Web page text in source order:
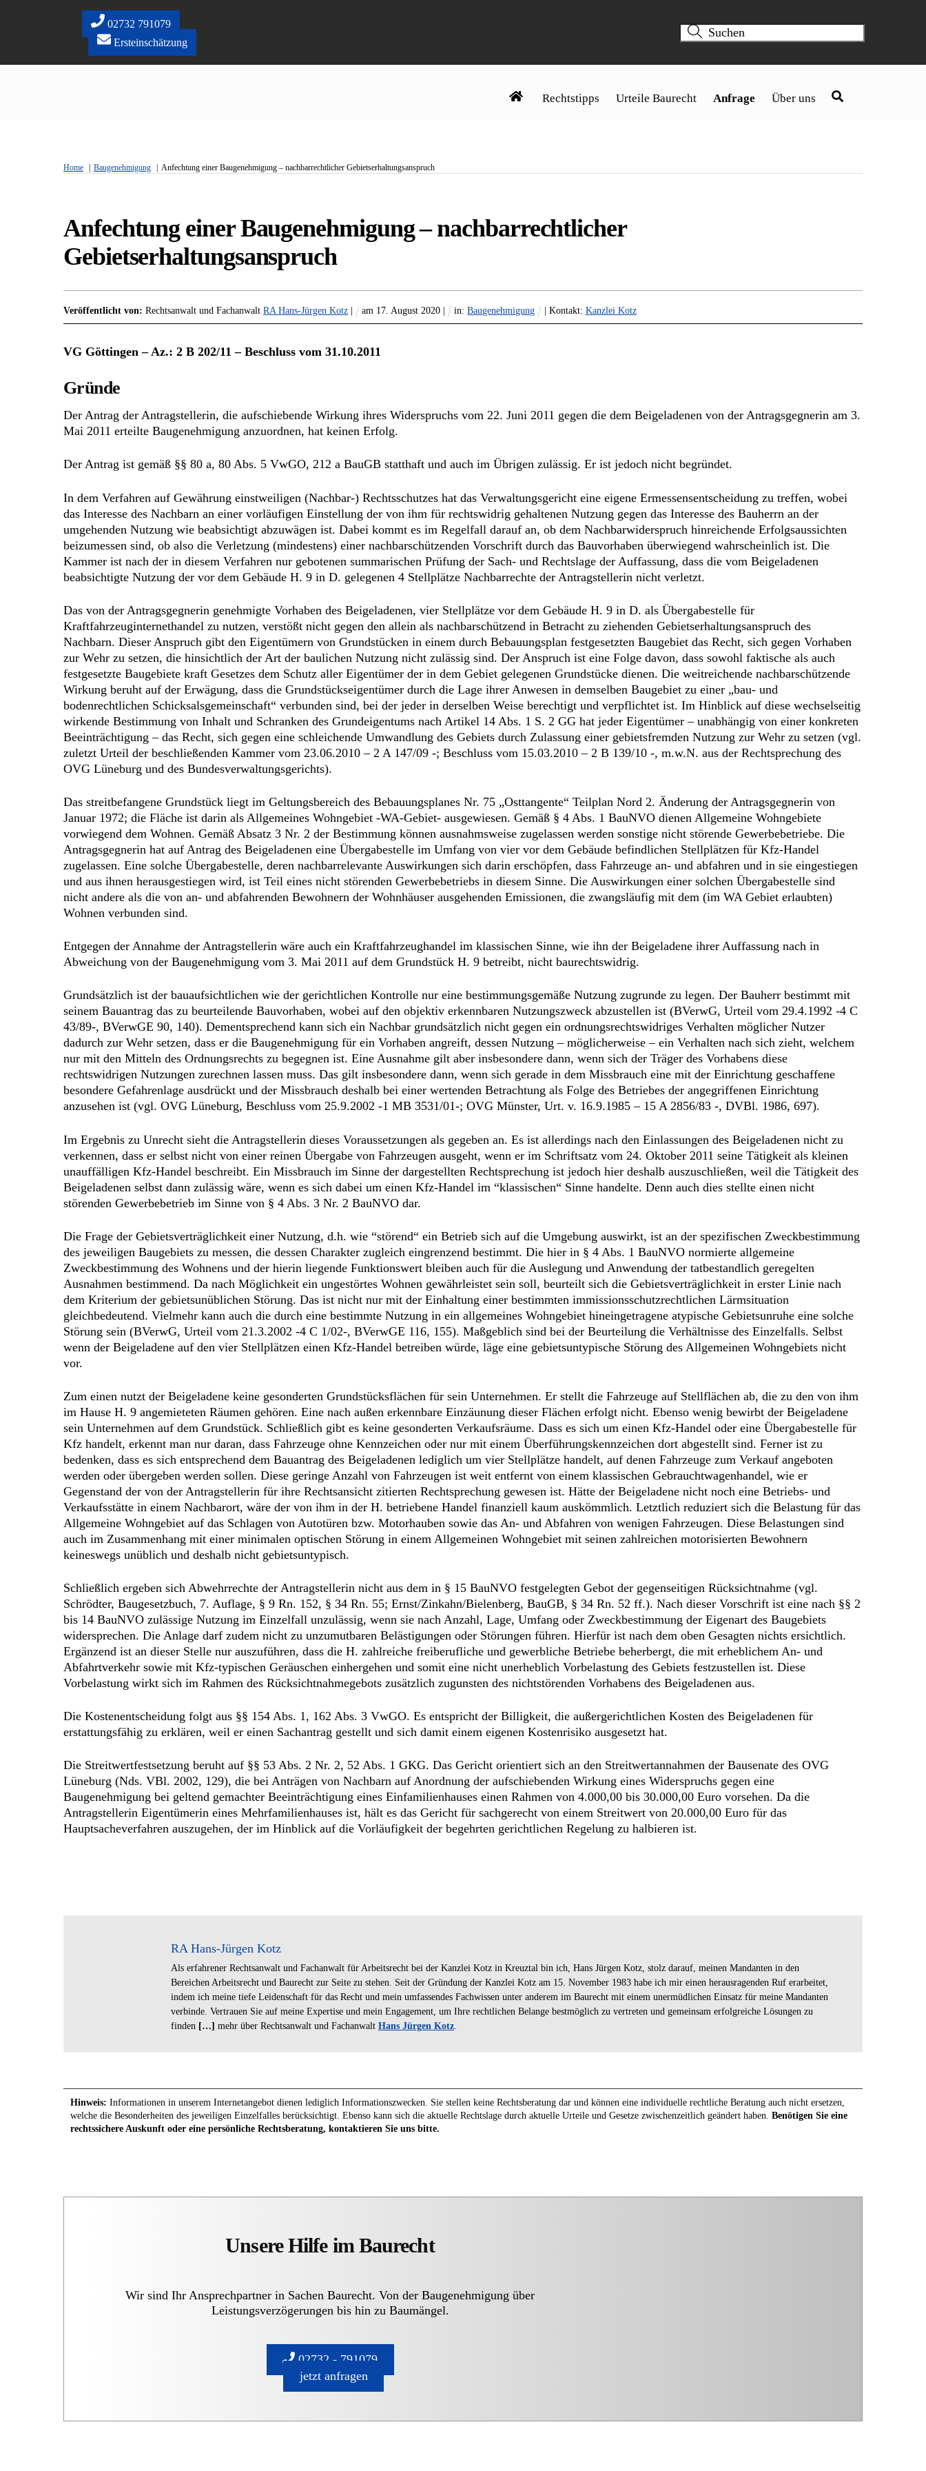
02732 791079
Ersteinschätzung
Rechtstipps Urteile Baurecht Anfrage Über uns
Home Baugenehmigung Anfechtung einer Baugenehmigung – nachbarrechtlicher Gebietserhaltungsanspruch
Anfechtung einer Baugenehmigung – nachbarrechtlicher
Gebietserhaltungsanspruch
Veröffentlicht von: Rechtsanwalt und Fachanwalt RA Hans-Jürgen Kotz am 17.August 2020 in:Baugenehmigung | Kontakt: Kanzlei Kotz
VG Göttingen – Az.: 2 B 202/11 – Beschluss vom 31.10.2011
Gründe
Der Antrag der Antragstellerin, die aufschiebende Wirkung ihres Widerspruchs vom 22. Juni 2011 gegen die dem Beigeladenen von der Antragsgegnerin am 3.
Mai 2011 erteilte Baugenehmigung anzuordnen, hat keinen Erfolg.
Der Antrag ist gemäß §§ 80 a, 80 Abs. 5 VwGO, 212 a BauGB statthaft und auch im Übrigen zulässig. Er ist jedoch nicht begründet.
In dem Verfahren auf Gewährung einstweiligen (Nachbar-) Rechtsschutzes hat das Verwaltungsgericht eine eigene Ermessensentscheidung zu treffen, wobei
das Interesse des Nachbarn an einer vorläufigen Einstellung der von ihm für rechtswidrig gehaltenen Nutzung gegen das Interesse des Bauherrn an der
umgehenden Nutzung wie beabsichtigt abzuwägen ist. Dabei kommt es im Regelfall darauf an, ob dem Nachbarwiderspruch hinreichende Erfolgsaussichten
beizumessen sind, ob also die Verletzung (mindestens) einer nachbarschützenden Vorschrift durch das Bauvorhaben überwiegend wahrscheinlich ist. Die
Kammer ist nach der in diesem Verfahren nur gebotenen summarischen Prüfung der Sach- und Rechtslage der Auffassung, dass die vom Beigeladenen
beabsichtigte Nutzung der vor dem Gebäude H. 9 in D. gelegenen 4 Stellplätze Nachbarrechte der Antragstellerin nicht verletzt.
Das von der Antragsgegnerin genehmigte Vorhaben des Beigeladenen, vier Stellplätze vor dem Gebäude H. 9 in D. als Übergabestelle für
Kraftfahrzeuginternethandel zu nutzen, verstößt nicht gegen den allein als nachbarschützend in Betracht zu ziehenden Gebietserhaltungsanspruch des
Nachbarn. Dieser Anspruch gibt den Eigentümern von Grundstücken in einem durch Bebauungsplan festgesetzten Baugebiet das Recht, sich gegen Vorhaben
zur Wehr zu setzen, die hinsichtlich der Art der baulichen Nutzung nicht zulässig sind. Der Anspruch ist eine Folge davon, dass sowohl faktische als auch
festgesetzte Baugebiete kraft Gesetzes dem Schutz aller Eigentümer der in dem Gebiet gelegenen Grundstücke dienen. Die weitreichende nachbarschützende
Wirkung beruht auf der Erwägung, dass die Grundstückseigentümer durch die Lage ihrer Anwesen in demselben Baugebiet zu einer „bau- und
bodenrechtlichen Schicksalsgemeinschaft“ verbunden sind, bei der jeder in derselben Weise berechtigt und verpflichtet ist. Im Hinblick auf diese wechselseitig
wirkende Bestimmung von Inhalt und Schranken des Grundeigentums nach Artikel 14 Abs. 1 S. 2 GG hat jeder Eigentümer – unabhängig von einer konkreten
Beeinträchtigung – das Recht, sich gegen eine schleichende Umwandlung des Gebiets durch Zulassung einer gebietsfremden Nutzung zur Wehr zu setzen (vgl.
zuletzt Urteil der beschließenden Kammer vom 23.06.2010 – 2 A 147/09 -; Beschluss vom 15.03.2010 – 2 B 139/10 -, m.w.N. aus der Rechtsprechung des
OVG Lüneburg und des Bundesverwaltungsgerichts).
Das streitbefangene Grundstück liegt im Geltungsbereich des Bebauungsplanes Nr. 75 „Osttangente“ Teilplan Nord 2. Änderung der Antragsgegnerin von
Januar 1972; die Fläche ist darin als Allgemeines Wohngebiet -WA-Gebiet- ausgewiesen. Gemäß § 4 Abs. 1 BauNVO dienen Allgemeine Wohngebiete
vorwiegend dem Wohnen. Gemäß Absatz 3 Nr. 2 der Bestimmung können ausnahmsweise zugelassen werden sonstige nicht störende Gewerbebetriebe. Die
Antragsgegnerin hat auf Antrag des Beigeladenen eine Übergabestelle im Umfang von vier vor dem Gebäude befindlichen Stellplätzen für Kfz-Handel
zugelassen. Eine solche Übergabestelle, deren nachbarrelevante Auswirkungen sich darin erschöpfen, dass Fahrzeuge an- und abfahren und in sie eingestiegen
und aus ihnen herausgestiegen wird, ist Teil eines nicht störenden Gewerbebetriebs in diesem Sinne. Die Auswirkungen einer solchen Übergabestelle sind
nicht andere als die von an- und abfahrenden Bewohnern der Wohnhäuser ausgehenden Emissionen, die zwangsläufig mit dem (im WA Gebiet erlaubten)
Wohnen verbunden sind.
Entgegen der Annahme der Antragstellerin wäre auch ein Kraftfahrzeughandel im klassischen Sinne, wie ihn der Beigeladene ihrer Auffassung nach in
Abweichung von der Baugenehmigung vom 3. Mai 2011 auf dem Grundstück H. 9 betreibt, nicht baurechtswidrig.
Grundsätzlich ist der bauaufsichtlichen wie der gerichtlichen Kontrolle nur eine bestimmungsgemäße Nutzung zugrunde zu legen. Der Bauherr bestimmt mit
seinem Bauantrag das zu beurteilende Bauvorhaben, wobei auf den objektiv erkennbaren Nutzungszweck abzustellen ist (BVerwG, Urteil vom 29.4.1992 -4 C
43/89-, BVerwGE 90, 140). Dementsprechend kann sich ein Nachbar grundsätzlich nicht gegen ein ordnungsrechtswidriges Verhalten möglicher Nutzer
dadurch zur Wehr setzen, dass er die Baugenehmigung für ein Vorhaben angreift, dessen Nutzung – möglicherweise – ein Verhalten nach sich zieht, welchem
nur mit den Mitteln des Ordnungsrechts zu begegnen ist. Eine Ausnahme gilt aber insbesondere dann, wenn sich der Träger des Vorhabens diese
rechtswidrigen Nutzungen zurechnen lassen muss. Das gilt insbesondere dann, wenn sich gerade in dem Missbrauch eine mit der Einrichtung geschaffene
besondere Gefahrenlage ausdrückt und der Missbrauch deshalb bei einer wertenden Betrachtung als Folge des Betriebes der angegriffenen Einrichtung
anzusehen ist (vgl. OVG Lüneburg, Beschluss vom 25.9.2002 -1 MB 3531/01-; OVG Münster, Urt. v. 16.9.1985 – 15 A 2856/83 -, DVBl. 1986, 697).
Im Ergebnis zu Unrecht sieht die Antragstellerin dieses Voraussetzungen als gegeben an. Es ist allerdings nach den Einlassungen des Beigeladenen nicht zu
verkennen, dass er selbst nicht von einer reinen Übergabe von Fahrzeugen ausgeht, wenn er im Schriftsatz vom 24. Oktober 2011 seine Tätigkeit als kleinen
unauffälligen Kfz-Handel beschreibt. Ein Missbrauch im Sinne der dargestellten Rechtsprechung ist jedoch hier deshalb auszuschließen, weil die Tätigkeit des
Beigeladenen selbst dann zulässig wäre, wenn es sich dabei um einen Kfz-Handel im “klassischen“ Sinne handelte. Denn auch dies stellte einen nicht
störenden Gewerbebetrieb im Sinne von § 4 Abs. 3 Nr. 2 BauNVO dar.
Die Frage der Gebietsverträglichkeit einer Nutzung, d.h. wie “störend“ ein Betrieb sich auf die Umgebung auswirkt, ist an der spezifischen Zweckbestimmung
des jeweiligen Baugebiets zu messen, die dessen Charakter zugleich eingrenzend bestimmt. Die hier in § 4 Abs. 1 BauNVO normierte allgemeine
Zweckbestimmung des Wohnens und der hierin liegende Funktionswert bleiben auch für die Auslegung und Anwendung der tatbestandlich geregelten
Ausnahmen bestimmend. Da nach Möglichkeit ein ungestörtes Wohnen gewährleistet sein soll, beurteilt sich die Gebietsverträglichkeit in erster Linie nach
dem Kriterium der gebietsunüblichen Störung. Das ist nicht nur mit der Einhaltung einer bestimmten immissionsschutzrechtlichen Lärmsituation
gleichbedeutend. Vielmehr kann auch die durch eine bestimmte Nutzung in ein allgemeines Wohngebiet hineingetragene atypische Gebietsunruhe eine solche
Störung sein (BVerwG, Urteil vom 21.3.2002 -4 C 1/02-, BVerwGE 116, 155). Maßgeblich sind bei der Beurteilung die Verhältnisse des Einzelfalls. Selbst
wenn der Beigeladene auf den vier Stellplätzen einen Kfz-Handel betreiben würde, läge eine gebietsuntypische Störung des Allgemeinen Wohngebiets nicht
vor.
Zum einen nutzt der Beigeladene keine gesonderten Grundstücksflächen für sein Unternehmen. Er stellt die Fahrzeuge auf Stellflächen ab, die zu den von ihm
im Hause H. 9 angemieteten Räumen gehören. Eine nach außen erkennbare Einzäunung dieser Flächen erfolgt nicht. Ebenso wenig bewirbt der Beigeladene
sein Unternehmen auf dem Grundstück. Schließlich gibt es keine gesonderten Verkaufsräume. Dass es sich um einen Kfz-Handel oder eine Übergabestelle für
Kfz handelt, erkennt man nur daran, dass Fahrzeuge ohne Kennzeichen oder nur mit einem Überführungskennzeichen dort abgestellt sind. Ferner ist zu
bedenken, dass es sich entsprechend dem Bauantrag des Beigeladenen lediglich um vier Stellplätze handelt, auf denen Fahrzeuge zum Verkauf angeboten
werden oder übergeben werden sollen. Diese geringe Anzahl von Fahrzeugen ist weit entfernt von einem klassischen Gebrauchtwagenhandel, wie er
Gegenstand der von der Antragstellerin für ihre Rechtsansicht zitierten Rechtsprechung gewesen ist. Hätte der Beigeladene nicht noch eine Betriebs- und
Verkaufsstätte in einem Nachbarort, wäre der von ihm in der H. betriebene Handel finanziell kaum auskömmlich. Letztlich reduziert sich die Belastung für das
Allgemeine Wohngebiet auf das Schlagen von Autotüren bzw. Motorhauben sowie das An- und Abfahren von wenigen Fahrzeugen. Diese Belastungen sind
auch im Zusammenhang mit einer minimalen optischen Störung in einem Allgemeinen Wohngebiet mit seinen zahlreichen motorisierten Bewohnern
keineswegs unüblich und deshalb nicht gebietsuntypisch.
Schließlich ergeben sich Abwehrrechte der Antragstellerin nicht aus dem in § 15 BauNVO festgelegten Gebot der gegenseitigen Rücksichtnahme (vgl.
Schrödter, Baugesetzbuch, 7. Auflage, § 9 Rn. 152, § 34 Rn. 55; Ernst/Zinkahn/Bielenberg, BauGB, § 34 Rn. 52 ff.). Nach dieser Vorschrift ist eine nach §§ 2
bis 14 BauNVO zulässige Nutzung im Einzelfall unzulässig, wenn sie nach Anzahl, Lage, Umfang oder Zweckbestimmung der Eigenart des Baugebiets
widersprechen. Die Anlage darf zudem nicht zu unzumutbaren Belästigungen oder Störungen führen. Hierfür ist nach dem oben Gesagten nichts ersichtlich.
Ergänzend ist an dieser Stelle nur auszuführen, dass die H. zahlreiche freiberufliche und gewerbliche Betriebe beherbergt, die mit erheblichem An- und
Abfahrtverkehr sowie mit Kfz-typischen Geräuschen einhergehen und somit eine nicht unerheblich Vorbelastung des Gebiets festzustellen ist. Diese
Vorbelastung wirkt sich im Rahmen des Rücksichtnahmegebots zusätzlich zugunsten des nichtstörenden Vorhabens des Beigeladenen aus.
Die Kostenentscheidung folgt aus §§ 154 Abs. 1, 162 Abs. 3 VwGO. Es entspricht der Billigkeit, die außergerichtlichen Kosten des Beigeladenen für
erstattungsfähig zu erklären, weil er einen Sachantrag gestellt und sich damit einem eigenen Kostenrisiko ausgesetzt hat.
Die Streitwertfestsetzung beruht auf §§ 53 Abs. 2 Nr. 2, 52 Abs. 1 GKG. Das Gericht orientiert sich an den Streitwertannahmen der Bausenate des OVG
Lüneburg (Nds. VBl. 2002, 129), die bei Anträgen von Nachbarn auf Anordnung der aufschiebenden Wirkung eines Widerspruchs gegen eine
Baugenehmigung bei geltend gemachter Beeinträchtigung eines Einfamilienhauses einen Rahmen von 4.000,00 bis 30.000,00 Euro vorsehen. Da die
Antragstellerin Eigentümerin eines Mehrfamilienhauses ist, hält es das Gericht für sachgerecht von einem Streitwert von 20.000,00 Euro für das
Hauptsacheverfahren auszugehen, der im Hinblick auf die Vorläufigkeit der begehrten gerichtlichen Regelung zu halbieren ist.
RA Hans-Jürgen Kotz
Als erfahrener Rechtsanwalt und Fachanwalt für Arbeitsrecht bei der Kanzlei Kotz in Kreuztal bin ich, Hans Jürgen Kotz, stolz darauf, meinen Mandanten in den
Bereichen Arbeitsrecht und Baurecht zur Seite zu stehen. Seit der Gründung der Kanzlei Kotz am 15. November 1983 habe ich mir einen herausragenden Ruf erarbeitet,
indem ich meine tiefe Leidenschaft für das Recht und mein umfassendes Fachwissen unter anderem im Baurecht mit einem unermüdlichen Einsatz für meine Mandanten
verbinde. Vertrauen Sie auf meine Expertise und mein Engagement, um Ihre rechtlichen Belange bestmöglich zu vertreten und gemeinsam erfolgreiche Lösungen zu
finden […] mehr über Rechtsanwalt und Fachanwalt Hans Jürgen Kotz
Hinweis: Informationen in unserem Internetangebot dienen lediglich Informationszwecken. Sie stellen keine Rechtsberatung dar und können eine individuelle rechtliche Beratung auch nicht ersetzen,
welche die Besonderheiten des jeweiligen Einzelfalles berücksichtigt. Ebenso kann sich die aktuelle Rechtslage durch aktuelle Urteile und Gesetze zwischenzeitlich geändert haben. Benötigen Sie eine
rechtssichere Auskunft oder eine persönliche Rechtsberatung, kontaktieren Sie uns bitte.
Unsere Hilfe im Baurecht
Wir sind Ihr Ansprechpartner in Sachen Baurecht. Von der Baugenehmigung über
Leistungsverzögerungen bis hin zu Baumängel.
02732 - 791079
jetzt anfragen